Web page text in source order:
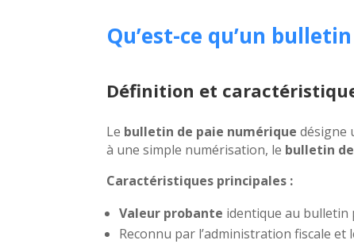
Qu’est-ce qu’un
Définition et
Le bulletin de paie numérique désigne
à une simple numérisation, le bulletin
Caractéristiques principales :
Valeur probante identique au bulletin
Reconnu par l’administration fiscale et